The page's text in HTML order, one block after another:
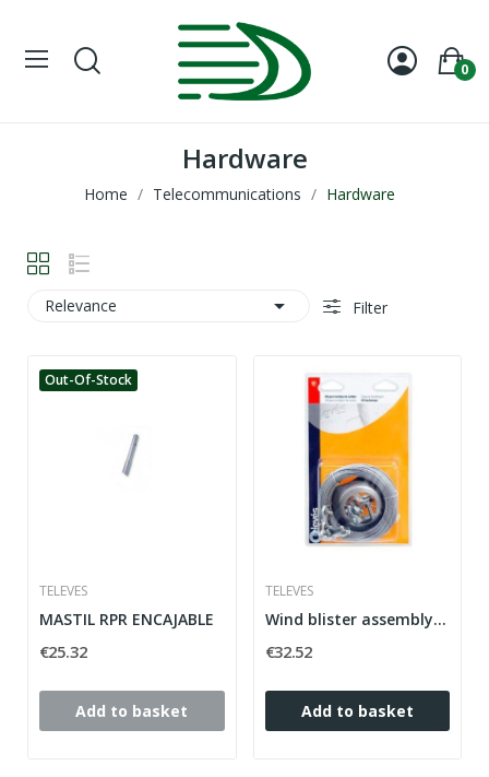
0
Hardware
Home Telecommunications Hardware
Relevance  Filter
Out-Of-Stock
TELEVES
MASTIL RPR ENCAJABLE
€25.32
Add to basket
TELEVES
Wind blister assembly kit
€32.52
Add to basket